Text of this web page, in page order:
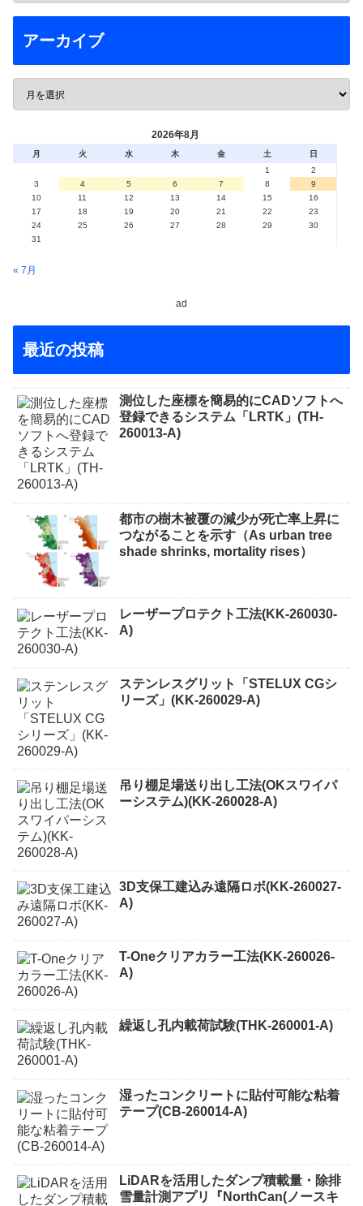
アーカイブ
2026年8月
月 火 水 木 金 土
日
1
2
3
4 5 6 7 8
9
10
11 12 13 14 15
16
17
18 19 20 21 22
23
24
25 26 27 28 29
30
31
« 7月
ad
最近の投稿
測位した座標を簡易的にCADソフトへ
登録できるシステム「LRTK」(TH-
260013-A)
都市の樹木被覆の減少が死亡率上昇に
つながることを示す（As urban tree
shade shrinks, mortality rises）
レーザープロテクト⼯法(KK-260030-
A)
ステンレスグリット「STELUX CGシ
リーズ」(KK-260029-A)
吊り棚足場送り出し工法(OKスワイパ
ーシステム)(KK-260028-A)
3D支保工建込み遠隔ロボ(KK-260027-
A)
T-Oneクリアカラー工法(KK-260026-
A)
繰返し孔内載荷試験(THK-260001-A)
湿ったコンクリートに貼付可能な粘着
テープ(CB-260014-A)
LiDARを活用したダンプ積載量・除排
雪量計測アプリ『NorthCan(ノースキ